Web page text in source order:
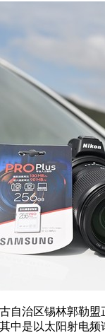
治区锡林郭勒盟
中是以太阳射电